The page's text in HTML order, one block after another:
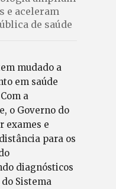
e aceleram
de saúde
mudado a
em saúde
a
o Governo do
exames e
para os
diagnósticos
Sistema